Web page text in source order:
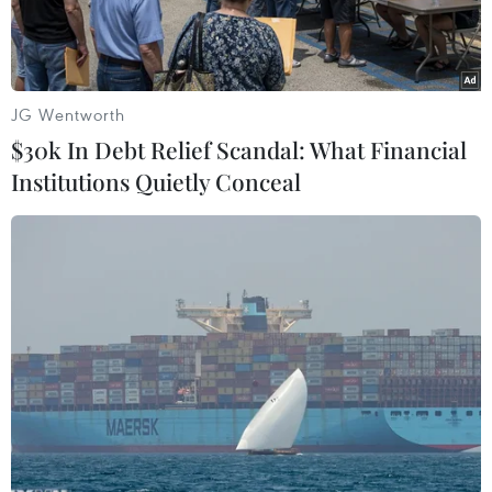
Ứng viên tranh cử Tổng thống của đảng Xanh Jill Stein tại cuộc
vận động bầu cử ở Philadelphia, Pennsylvania ngày 27/7.
(Nguồn: AFP/TTXVN)
Theo phóng viên TTXVN tại Washington, ngày
28/11, ứng cử viên Tổng thống Mỹ của đảng
JG Wentworth
$30k In Debt Relief Scandal: What Financial
Institutions Quietly Conceal